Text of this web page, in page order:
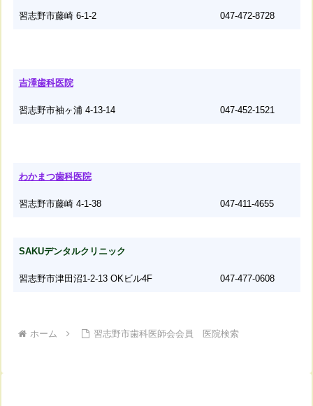
習志野市藤崎 6-1-2 047-472-8728
吉澤歯科医院
習志野市袖ヶ浦 4-13-14 047-452-1521
わかまつ歯科医院
習志野市藤崎 4-1-38 047-411-4655
SAKUデンタルクリニック
習志野市津田沼1-2-13 OKビル4F 047-477-0608
ホーム 習志野市歯科医師会会員 医院検索